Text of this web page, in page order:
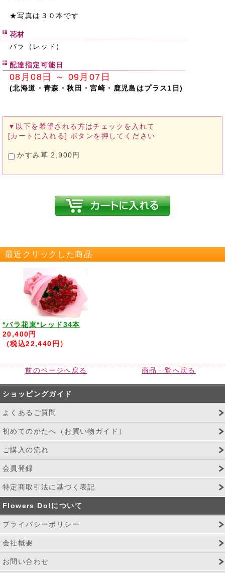
★写真は３０本です
花材
バラ（レッド）
配達指定可能日
08月08日 ～ 09月07日
(北海道・青森・秋田・宮崎・鹿児島はプラス1日)
▼以下を希望される方はチェックを入れて
[カートに入れる] ボタンを押してください
かすみ草 2,900円
最近クリックした商品
*バラ花束*レッド34本
20,400円
（税込22,440円）
前のページへ戻る 商品一覧へ戻る
ショッピングガイド
よくあるご質問
初めてのかたへ（お買い物ガイド）
ご購入の流れ
会員登録
特定商取引法に基づく表記
Flowers Do!について
プライバシーポリシー
会社概要
お問い合わせ